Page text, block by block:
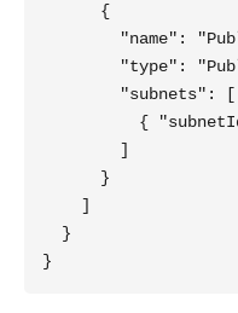
      {
"name":
"type":
        "subnets": [
{
        ]
      }
    ]
  }